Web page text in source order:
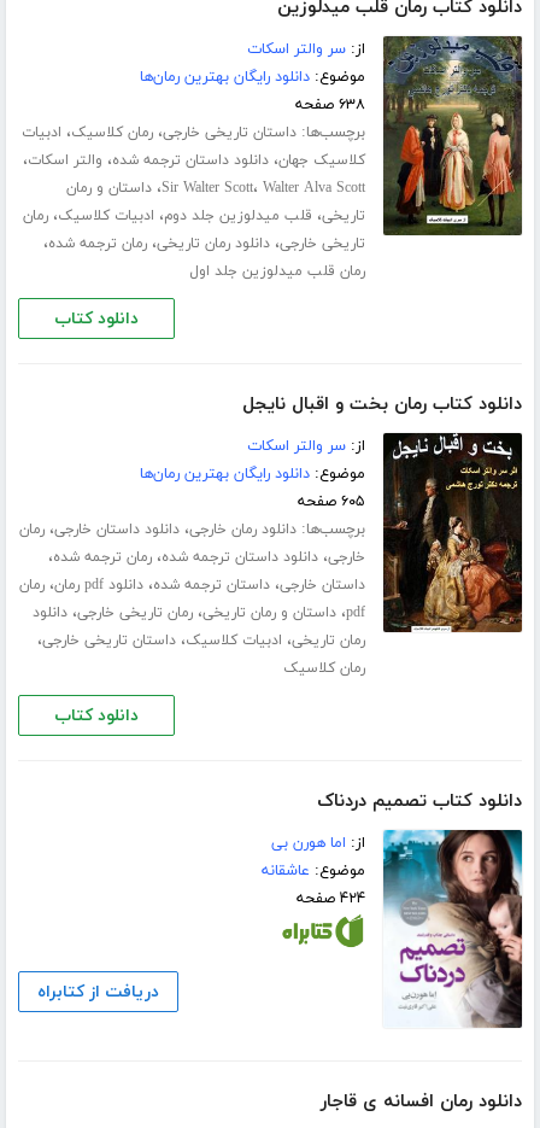
دانلود کتاب رمان قلب میدلوزین
از:سر والتر اسکات
موضوع:دانلود رایگان بهترین رمان‌ها
۶۳۸ صفحه
برچسب‌ها:داستان تاریخی خارجی،رمان کلاسیک، ادبیات
کلاسیک جهان،دانلود داستان ترجمه شده، والتر اسکات،
Sir Walter Scott، Walter Alva Scott ،داستان و رمان
تاریخی، قلب میدلوزین جلد دوم، ادبیات کلاسیک،رمان
تاریخی خارجی،دانلود رمان تاریخی،رمان ترجمه شده،
رمان قلب میدلوزین جلد اول
دانلود کتاب
دانلود کتاب رمان بخت و اقبال نایجل
از:سر والتر اسکات
موضوع:دانلود رایگان بهترین رمان‌ها
۶۰۵ صفحه
برچسب‌ها:دانلود رمان خارجی،دانلود داستان خارجی،رمان
خارجی،دانلود داستان ترجمه شده،رمان ترجمه شده،
داستان خارجی،داستان ترجمه شده،دانلود pdf رمان ،رمان
pdf،داستان و رمان تاریخی،رمان تاریخی خارجی،دانلود
رمان تاریخی، ادبیات کلاسیک،داستان تاریخی خارجی،
رمان کلاسیک
دانلود کتاب
دانلود کتاب تصمیم دردناک
از: اما هورن بی
موضوع: عاشقانه
۴۲۴ صفحه
دریافت از کتابراه
دانلود رمان افسانه ی قاجار